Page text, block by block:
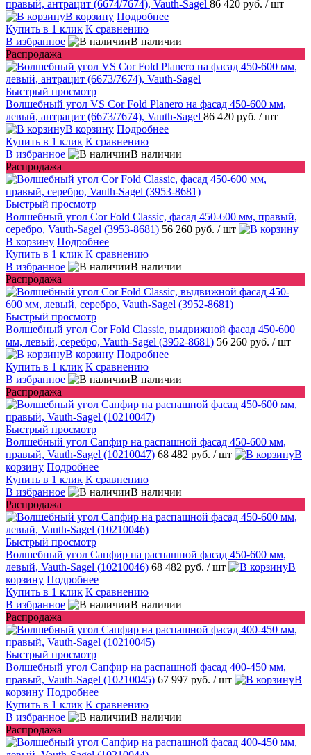
правый, антрацит (6674/7674), Vauth-Sagel 86 420 руб. / шт
В корзину Подробнее
Купить в 1 клик К сравнению
В избранное
В наличии
Распродажа
Быстрый просмотр
Волшебный угол VS Cor Fold Planero на фасад 450-600 мм,
левый, антрацит (6673/7674), Vauth-Sagel 86 420 руб. / шт
В корзину Подробнее
Купить в 1 клик К сравнению
В избранное
В наличии
Распродажа
Быстрый просмотр
Волшебный угол Cor Fold Classic, фасад 450-600 мм, правый,
серебро, Vauth-Sagel (3953-8681) 56 260 руб. / шт
В корзину Подробнее
Купить в 1 клик К сравнению
В избранное
В наличии
Распродажа
Быстрый просмотр
Волшебный угол Cor Fold Classic, выдвижной фасад 450-600
мм, левый, серебро, Vauth-Sagel (3952-8681) 56 260 руб. / шт
В корзину Подробнее
Купить в 1 клик К сравнению
В избранное
В наличии
Распродажа
Быстрый просмотр
Волшебный угол Сапфир на распашной фасад 450-600 мм,
правый, Vauth-Sagel (10210047) 68 482 руб. / шт
В
корзину Подробнее
Купить в 1 клик К сравнению
В избранное
В наличии
Распродажа
Быстрый просмотр
Волшебный угол Сапфир на распашной фасад 450-600 мм,
левый, Vauth-Sagel (10210046) 68 482 руб. / шт
В
корзину Подробнее
Купить в 1 клик К сравнению
В избранное
В наличии
Распродажа
Быстрый просмотр
Волшебный угол Сапфир на распашной фасад 400-450 мм,
правый, Vauth-Sagel (10210045) 67 997 руб. / шт
В
корзину Подробнее
Купить в 1 клик К сравнению
В избранное
В наличии
Распродажа